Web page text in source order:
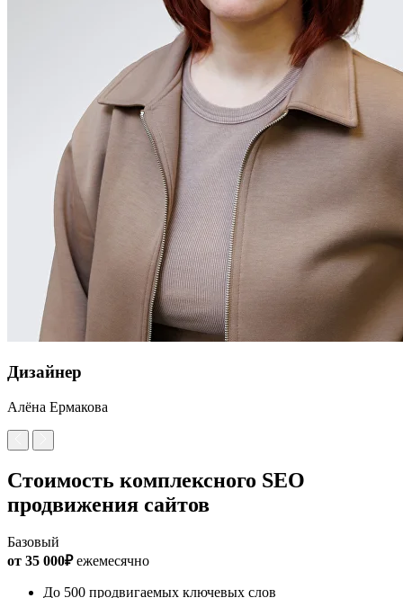
Дизайнер
Алёна Ермакова
Стоимость комплексного SEO
продвижения сайтов
Базовый
от 35 000₽ежемесячно
До 500 продвигаемых ключевых слов